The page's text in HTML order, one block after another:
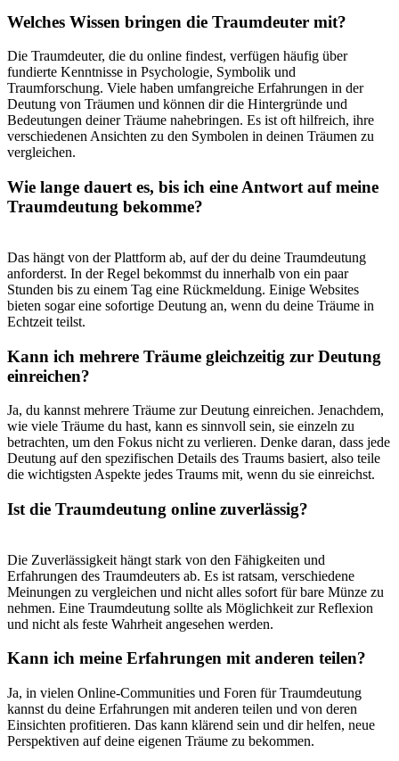
Welches Wissen bringen die‍ Traumdeuter mit?
Die Traumdeuter, die du online findest, verfügen häufig über
fundierte ​Kenntnisse ⁤in​ Psychologie, Symbolik und
Traumforschung. Viele ⁤haben umfangreiche Erfahrungen in der
Deutung von Träumen und können dir die Hintergründe und
Bedeutungen deiner ⁣Träume nahebringen. Es ‍ist oft hilfreich, ihre
verschiedenen‍ Ansichten zu den Symbolen in deinen Träumen zu
vergleichen.
Wie lange dauert es, bis ich eine Antwort auf⁢ meine
‍Traumdeutung bekomme?
Das hängt von der⁤ Plattform ab, ⁢auf‌ der du deine Traumdeutung
anforderst. In der Regel bekommst du innerhalb von⁢ ein⁢ paar​
Stunden bis zu einem Tag eine ⁢Rückmeldung. Einige Websites
bieten sogar eine sofortige Deutung an,⁢ wenn du deine Träume in
Echtzeit teilst.
Kann ich mehrere Träume gleichzeitig zur Deutung​
einreichen?
Ja, du kannst​ mehrere Träume zur Deutung einreichen. Jenachdem,
wie viele Träume‌ du hast, kann es ⁣sinnvoll ⁣sein, sie ⁤einzeln⁣ zu
betrachten,‌ um‍ den Fokus⁣ nicht zu verlieren. Denke daran, ‌dass jede
Deutung auf den ‌spezifischen Details des Traums‍ basiert, also teile
die wichtigsten Aspekte jedes Traums mit, wenn du sie einreichst.
Ist die‍ Traumdeutung online ⁤zuverlässig?
Die Zuverlässigkeit hängt stark von⁣ den Fähigkeiten⁤ und
Erfahrungen des Traumdeuters ab. Es ist ‍ratsam, verschiedene
Meinungen⁣ zu vergleichen und nicht alles sofort ⁤für bare Münze zu
⁤nehmen.‍ Eine Traumdeutung sollte als Möglichkeit ⁢zur Reflexion
und nicht als ⁤feste Wahrheit angesehen werden.
Kann ich meine Erfahrungen mit anderen teilen?
Ja, in vielen Online-Communities ⁤und Foren für Traumdeutung
kannst du deine Erfahrungen mit anderen teilen und ⁣von deren
Einsichten profitieren. Das kann ​klärend sein und⁢ dir ⁣helfen, ‍neue
Perspektiven auf​ deine eigenen Träume zu⁢ bekommen.